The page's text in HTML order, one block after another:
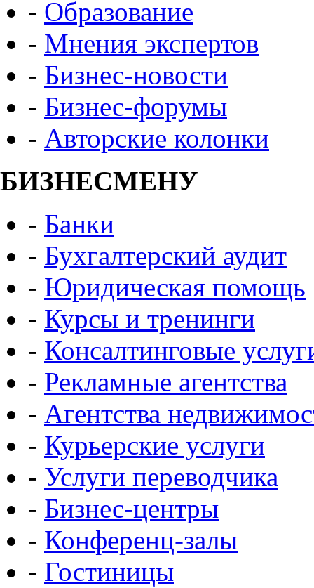
- Образование
- Мнения экспертов
- Бизнес-новости
- Бизнес-форумы
- Авторские колонки
БИЗНЕСМЕНУ
- Банки
- Бухгалтерский аудит
- Юридическая помощь
- Курсы и тренинги
- Консалтинговые
- Рекламные агентства
- Агентства
- Курьерские услуги
- Услуги переводчика
- Бизнес-центры
- Конференц-залы
- Гостиницы